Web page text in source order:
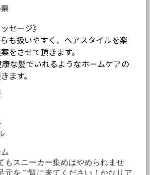
セージ》
も扱いやすく、ヘアスタイルを楽
をさせて頂きます。
な髪でいれるようなホームケアの
ます。
もスニーカー集めはやめられませ
元をご覧に来てください！かなりア